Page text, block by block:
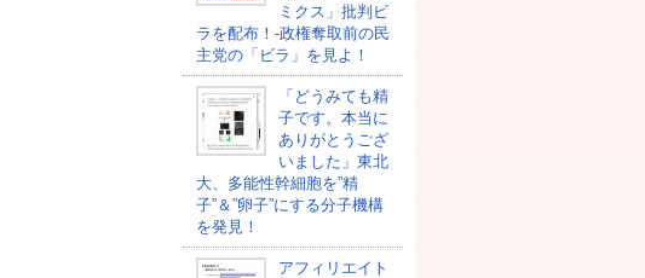
ミクス」批判ビ
ラを配布！-政権奪取前の民
主党の「ビラ」を見よ！
「どうみても精
子です。本当に
ありがとうござ
いました」東北
大、多能性幹細胞を”精
子”＆”卵子”にする分子機構
を発見！
アフィリエイト